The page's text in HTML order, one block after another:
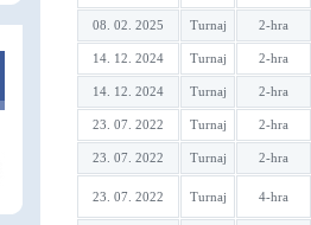
08. 02. 2025 Turnaj 2-hra
14. 12. 2024 Turnaj 2-hra
14. 12. 2024 Turnaj 2-hra
23. 07. 2022 Turnaj 2-hra
23. 07. 2022 Turnaj 2-hra
23. 07. 2022 Turnaj 4-hra